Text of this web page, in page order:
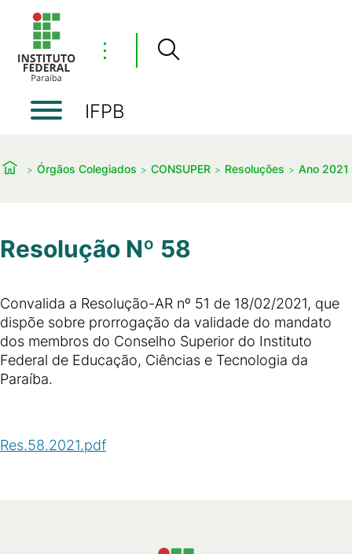
⋮
IFPB
Órgãos Colegiados CONSUPER Resoluções Ano 2021
Resolução Nº 58
Convalida a Resolução-AR nº 51 de 18/02/2021, que
dispõe sobre prorrogação da validade do mandato
dos membros do Conselho Superior do Instituto
Federal de Educação, Ciências e Tecnologia da
Paraíba.
Res.58.2021.pdf